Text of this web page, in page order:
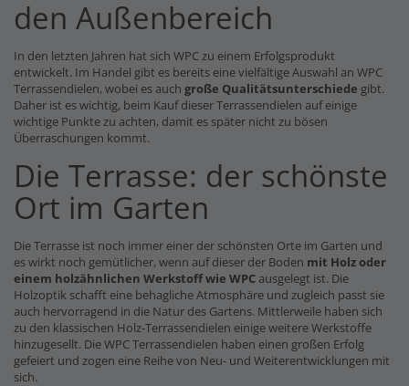
den Außenbereich
In den letzten Jahren hat sich WPC zu einem Erfolgsprodukt
entwickelt. Im Handel gibt es bereits eine vielfältige Auswahl an WPC
Terrassendielen, wobei es auch große Qualitätsunterschiede gibt.
Daher ist es wichtig, beim Kauf dieser Terrassendielen auf einige
wichtige Punkte zu achten, damit es später nicht zu bösen
Überraschungen kommt.
Die Terrasse: der schönste
Ort im Garten
Die Terrasse ist noch immer einer der schönsten Orte im Garten und
es wirkt noch gemütlicher, wenn auf dieser der Boden mit Holz oder
einem holzähnlichen Werkstoff wie WPCausgelegt ist. Die
Holzoptik schafft eine behagliche Atmosphäre und zugleich passt sie
auch hervorragend in die Natur des Gartens. Mittlerweile haben sich
zu den klassischen Holz-Terrassendielen einige weitere Werkstoffe
hinzugesellt. Die WPC Terrassendielen haben einen großen Erfolg
gefeiert und zogen eine Reihe von Neu- und Weiterentwicklungen mit
sich.